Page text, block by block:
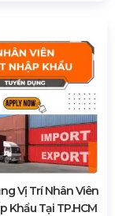
Vị Trí Nhân Viên
Khẩu Tại TP.HCM